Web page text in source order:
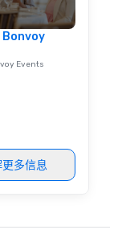
Events
更多信息